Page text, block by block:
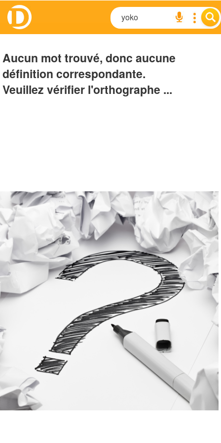
Aucun mot trouvé, donc aucune
définition correspondante.
Veuillez vérifier l'orthographe ...